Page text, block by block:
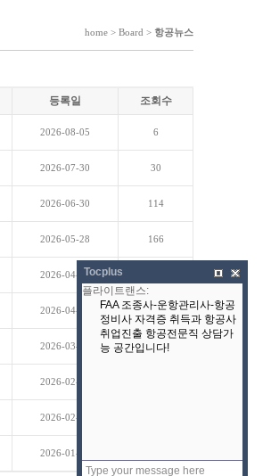
home > Board > 항공뉴스
등록일 조회수
2026-08-05 6
2026-07-30 30
2026-06-30 114
2026-05-28 166
2026-04-30
2026-04-29 178
2026-03-31 221
2026-02-25
2026-02-25
2026-01-27
Tocplus